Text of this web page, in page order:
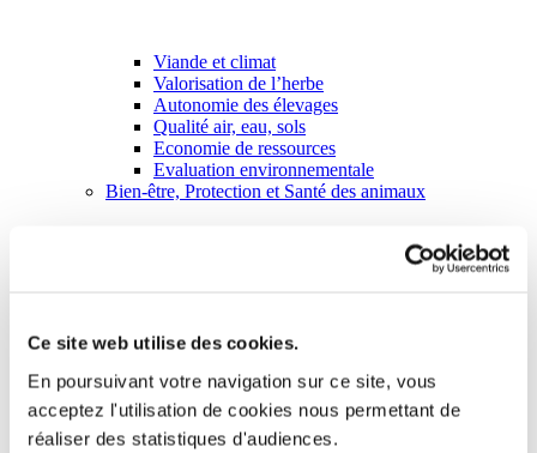
Ce site web utilise des cookies.
En poursuivant votre navigation sur ce site, vous
acceptez l'utilisation de cookies nous permettant de
réaliser des statistiques d'audiences.
Viande et climat
Valorisation de l’herbe
Autonomie des élevages
Qualité air, eau, sols
Economie de ressources
Evaluation environnementale
Bien-être, Protection et Santé des animaux